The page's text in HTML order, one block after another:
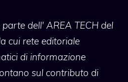
dell' AREA TECH del
cui rete editoriale
di informazione
sul contributo di